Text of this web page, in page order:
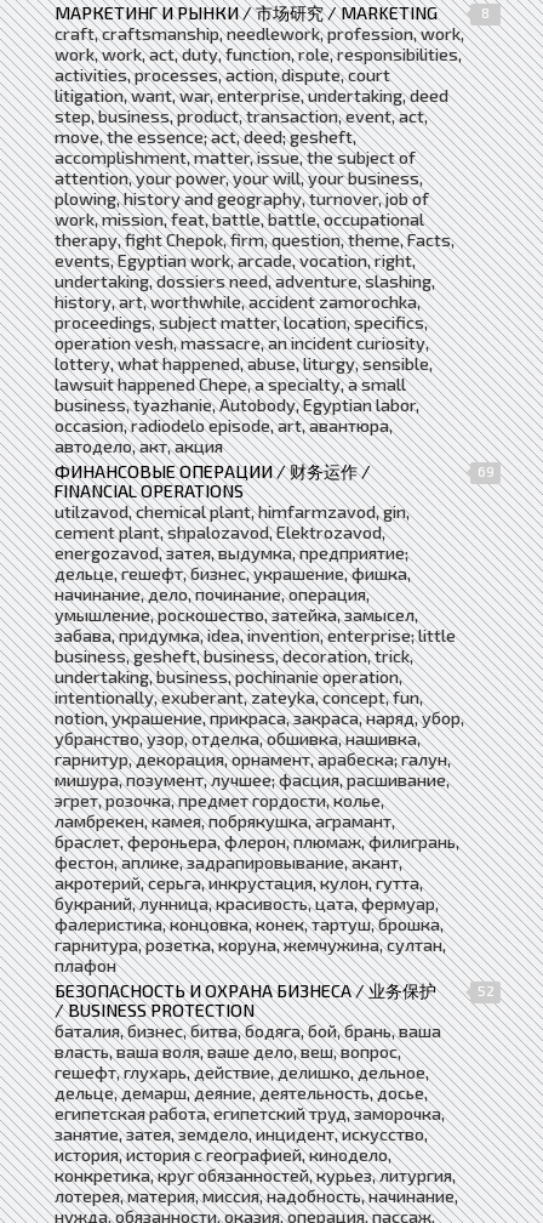
МАРКЕТИНГ И РЫНКИ / 市场研究 / MARKETING
8
craft, craftsmanship, needlework, profession, work,
work, work, act, duty, function, role, responsibilities,
activities, processes, action, dispute, court
litigation, want, war, enterprise, undertaking, deed
step, business, product, transaction, event, act,
move, the essence; act, deed; gesheft,
accomplishment, matter, issue, the subject of
attention, your power, your will, your business,
plowing, history and geography, turnover, job of
work, mission, feat, battle, battle, occupational
therapy, fight Chepok, firm, question, theme, Facts,
events, Egyptian work, arcade, vocation, right,
undertaking, dossiers need, adventure, slashing,
history, art, worthwhile, accident zamorochka,
proceedings, subject matter, location, specifics,
operation vesh, massacre, an incident curiosity,
lottery, what happened, abuse, liturgy, sensible,
lawsuit happened Chepe, a specialty, a small
business, tyazhanie, Autobody, Egyptian labor,
occasion, radiodelo episode, art, авантюра,
автодело, акт, акция
ФИНАНСОВЫЕ ОПЕРАЦИИ / 财务运作 /
FINANCIAL OPERATIONS
69
utilzavod, chemical plant, himfarmzavod, gin,
cement plant, shpalozavod, Elektrozavod,
energozavod, затея, выдумка, предприятие;
дельце, гешефт, бизнес, украшение, фишка,
начинание, дело, починание, операция,
умышление, роскошество, затейка, замысел,
забава, придумка, idea, invention, enterprise; little
business, gesheft, business, decoration, trick,
undertaking, business, pochinanie operation,
intentionally, exuberant, zateyka, concept, fun,
notion, украшение, прикраса, закраса, наряд, убор,
убранство, узор, отделка, обшивка, нашивка,
гарнитур, декорация, орнамент, арабеска; галун,
мишура, позумент, лучшее; фасция, расшивание,
эгрет, розочка, предмет гордости, колье,
ламбрекен, камея, побрякушка, аграмант,
браслет, фероньера, флерон, плюмаж, филигрань,
фестон, аплике, задрапировывание, акант,
акротерий, серьга, инкрустация, кулон, гутта,
букраний, лунница, красивость, цата, фермуар,
фалеристика, концовка, конек, тартуш, брошка,
гарнитура, розетка, коруна, жемчужина, султан,
плафон
БЕЗОПАСНОСТЬ И ОХРАНА БИЗНЕСА / 业务保护
/ BUSINESS PROTECTION
52
баталия, бизнес, битва, бодяга, бой, брань, ваша
власть, ваша воля, ваше дело, веш, вопрос,
гешефт, глухарь, действие, делишко, дельное,
дельце, демарш, деяние, деятельность, досье,
египетская работа, египетский труд, заморочка,
занятие, затея, земдело, инцидент, искусство,
история, история с географией, кинодело,
конкретика, круг обязанностей, курьез, литургия,
лотерея, материя, миссия, надобность, начинание,
нужда, обязанности, оказия, операция, пассаж,